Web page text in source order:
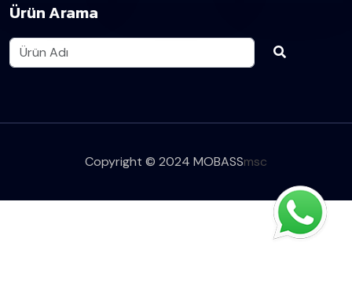
Ürün Arama
Copyright © 2024 MOBASSmsc